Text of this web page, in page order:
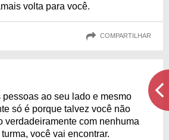
volta para você.
COMPARTILHAR
pessoas ao seu lado e mesmo
só é porque talvez você não
verdadeiramente com nenhuma
você vai encontrar.